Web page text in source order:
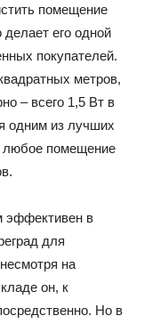
помещение
делает его одной
покупателей.
метров,
– всего 1,5 Вт в
одним из лучших
любое помещение
эффективен в
для
на
он, к
Но в